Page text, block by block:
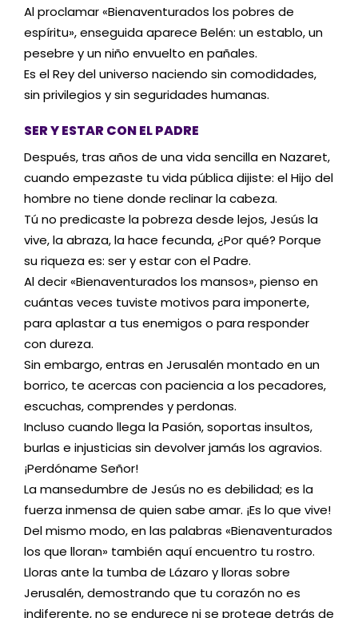
Al proclamar «Bienaventurados los pobres de
espíritu», enseguida aparece Belén: un establo, un
pesebre y un niño envuelto en pañales.
Es el Rey del universo naciendo sin comodidades,
sin privilegios y sin seguridades humanas.
SER Y ESTAR CON EL PADRE
Después, tras años de una vida sencilla en Nazaret,
cuando empezaste tu vida pública dijiste: el Hijo del
hombre no tiene donde reclinar la cabeza.
Tú no predicaste la pobreza desde lejos, Jesús la
vive, la abraza, la hace fecunda, ¿Por qué? Porque
su riqueza es: ser y estar con el Padre.
Al decir «Bienaventurados los mansos», pienso en
cuántas veces tuviste motivos para imponerte,
para aplastar a tus enemigos o para responder
con dureza.
Sin embargo, entras en Jerusalén montado en un
borrico, te acercas con paciencia a los pecadores,
escuchas, comprendes y perdonas.
Incluso cuando llega la Pasión, soportas insultos,
burlas e injusticias sin devolver jamás los agravios.
¡Perdóname Señor!
La mansedumbre de Jesús no es debilidad; es la
fuerza inmensa de quien sabe amar. ¡Es lo que vive!
Del mismo modo, en las palabras «Bienaventurados
los que lloran» también aquí encuentro tu rostro.
Lloras ante la tumba de Lázaro y lloras sobre
Jerusalén, demostrando que tu corazón no es
indiferente, no se endurece ni se protege detrás de